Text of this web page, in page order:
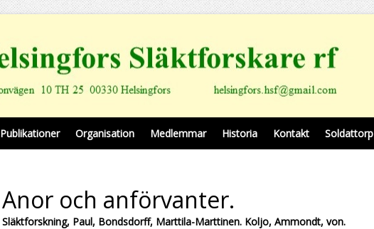
Publikationer Organisation Medlemmar Historia Kontakt Soldattorp
Anor och anförvanter.
Släktforskning, Paul, Bondsdorff, Marttila-Marttinen. Koljo, Ammondt, von.